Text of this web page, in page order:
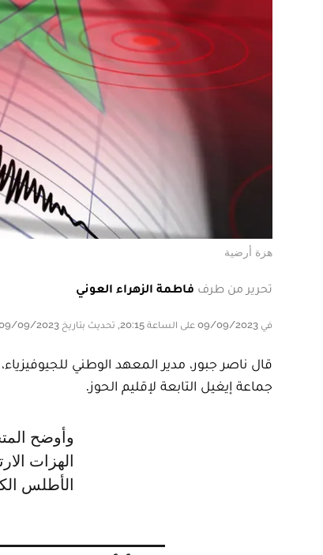
هزة أرضية
تحرير من طرف فاطمة الزهراء العوني
في 09/09/2023 على الساعة 20:15, تحديث بتاريخ 09/09/2023 على الساعة 20:15
قال ناصر جبور، مدير المعهد الوطني
جماعة إيغيل التابعة لإقليم الحوز.
وأوضح المتحدث، في تصريح لـLe360، أن المركز سجل منذ الليلة الماضية مئات
الهزات
الأطلس